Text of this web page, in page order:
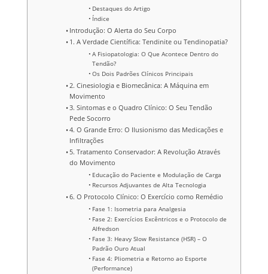
Destaques do Artigo
Índice
Introdução: O Alerta do Seu Corpo
1. A Verdade Científica: Tendinite ou Tendinopatia?
A Fisiopatologia: O Que Acontece Dentro do
Tendão?
Os Dois Padrões Clínicos Principais
2. Cinesiologia e Biomecânica: A Máquina em
Movimento
3. Sintomas e o Quadro Clínico: O Seu Tendão
Pede Socorro
4. O Grande Erro: O Ilusionismo das Medicações e
Infiltrações
5. Tratamento Conservador: A Revolução Através
do Movimento
Educação do Paciente e Modulação de Carga
Recursos Adjuvantes de Alta Tecnologia
6. O Protocolo Clínico: O Exercício como Remédio
Fase 1: Isometria para Analgesia
Fase 2: Exercícios Excêntricos e o Protocolo de
Alfredson
Fase 3: Heavy Slow Resistance (HSR) – O
Padrão Ouro Atual
Fase 4: Pliometria e Retorno ao Esporte
(Performance)